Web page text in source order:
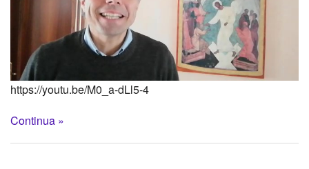
https://youtu.be/M0_a-dLl5-4
Continua »